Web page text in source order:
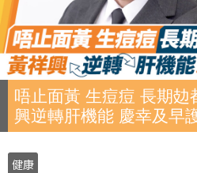
唔止面黃 生痘痘 長期攰
興逆轉肝機能 慶幸及早
健康